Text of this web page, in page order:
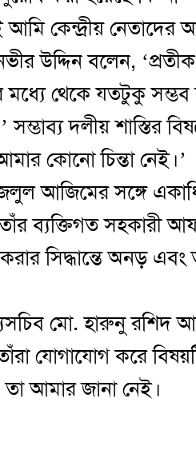
কেন্দ্রীয় নেতাদের
উদ্দিন বলেন,
মধ্যে থেকে যতটুকু
দলীয় শাস্তির
কোনো চিন্তা নেই।’
আজিমের সঙ্গে
ব্যক্তিগত সহকারী
সিদ্ধান্তে অনড় এবং
মো. হারুনু রশিদ
যোগাযোগ করে
আমার জানা নেই।